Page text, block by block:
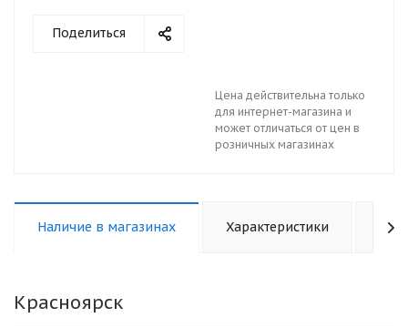
Поделиться
Цена действительна только
для интернет-магазина и
может отличаться от цен в
розничных магазинах
Наличие в магазинах Характеристики
Красноярск